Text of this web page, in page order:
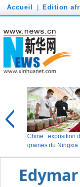
Accueil Edition